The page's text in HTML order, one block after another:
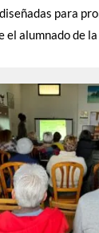
para
alumnado de la